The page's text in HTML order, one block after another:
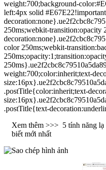
weight:700;background-
left:4px solid
250ms;webkit-transition:opacity
color 250ms;webkit-
weight:700;color:inherit;text-
.postTitle{color:inherit;text-
.postTitle{text-
Xem thêm >>> 5 tính năng
biết mới nhất